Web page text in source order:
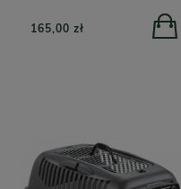
165,00 zł